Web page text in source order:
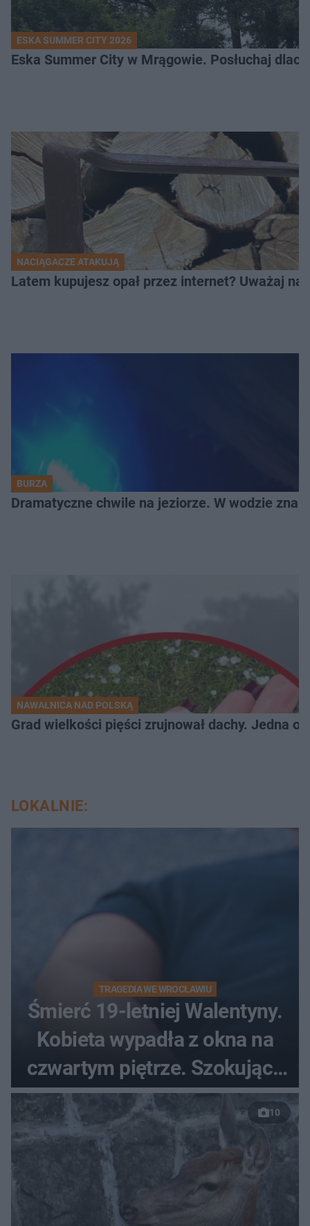
ESKA SUMMER CITY 2026
Eska Summer City w Mrągowie. Posłuchaj
NACIĄGACZE ATAKUJĄ
Latem kupujesz opał przez internet? Uważaj na
BURZA
Dramatyczne chwile na jeziorze. W wodzie
NAWAŁNICA NAD POLSKĄ
Grad wielkości pięści zrujnował dachy. Jedna
LOKALNIE:
TRAGEDIA WE WROCŁAWIU
Śmierć 19-letniej Walentyny.
Kobieta wypadła z okna na
czwartym piętrze. Szokujące
nagranie trafiło do sieci
10